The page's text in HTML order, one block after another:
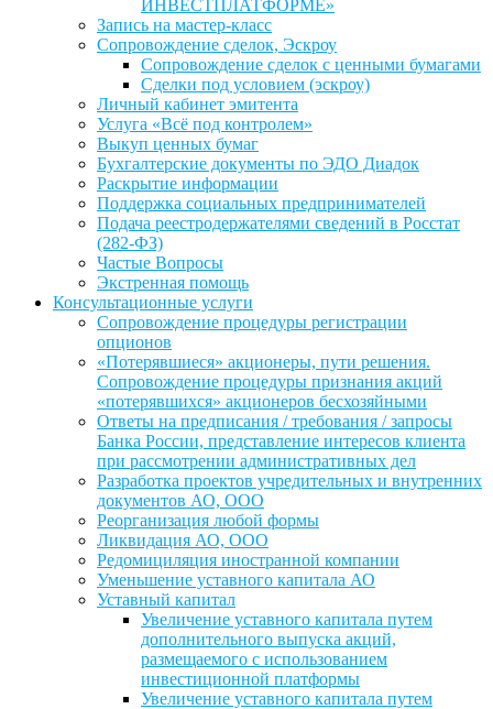
ИНВЕСТПЛАТФОРМЕ»
Запись на мастер-класс
Сопровождение сделок, Эскроу
Сопровождение сделок с ценными бумагами
Сделки под условием (эскроу)
Личный кабинет эмитента
Услуга «Всё под контролем»
Выкуп ценных бумаг
Бухгалтерские документы по ЭДО Диадок
Раскрытие информации
Поддержка социальных предпринимателей
Подача реестродержателями сведений в Росстат
(282-ФЗ)
Частые Вопросы
Экстренная помощь
Консультационные услуги
Сопровождение процедуры регистрации
опционов
«Потерявшиеся» акционеры, пути решения.
Сопровождение процедуры признания акций
«потерявшихся» акционеров бесхозяйными
Ответы на предписания / требования / запросы
Банка России, представление интересов клиента
при рассмотрении административных дел
Разработка проектов учредительных и внутренних
документов АО, ООО
Реорганизация любой формы
Ликвидация АО, ООО
Редомициляция иностранной компании
Уменьшение уставного капитала АО
Уставный капитал
Увеличение уставного капитала путем
дополнительного выпуска акций,
размещаемого с использованием
инвестиционной платформы
Увеличение уставного капитала путем